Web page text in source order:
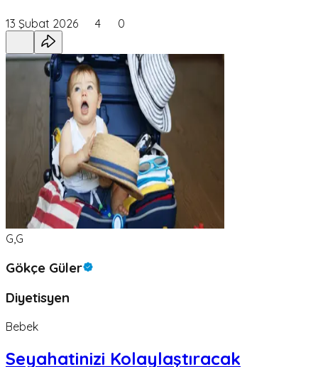
13 Şubat 2026 4 0
G,G
Gökçe Güler
Diyetisyen
Bebek
Seyahatinizi Kolaylaştıracak